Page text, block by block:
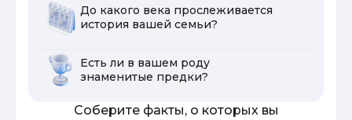
До какого века прослеживается
история вашей семьи?
Есть ли в вашем роду
знаменитые предки?
Соберите факты, о которых вы